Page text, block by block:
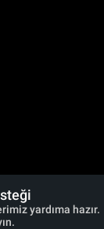
yardıma hazır.